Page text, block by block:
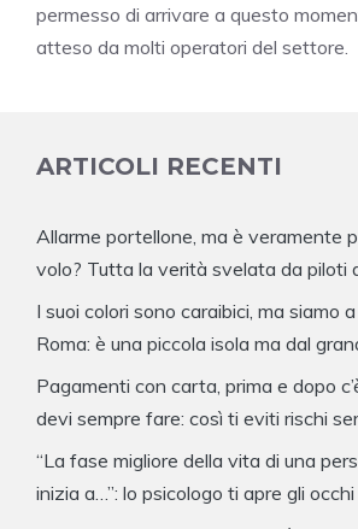
permesso di arrivare a questo
atteso da molti operatori del settore.
ARTICOLI RECENTI
Allarme portellone, ma è veramente
volo? Tutta la verità svelata da piloti
I suoi colori sono caraibici, ma siamo
Roma: è una piccola isola ma dal
Pagamenti con carta, prima e dopo
devi sempre fare: così ti eviti rischi
“La fase migliore della vita di una
inizia a…”: lo psicologo ti apre gli occhi